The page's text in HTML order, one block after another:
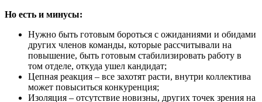
Но есть и минусы:
Нужно быть готовым бороться с ожиданиями и обидами
других членов команды, которые рассчитывали на
повышение, быть готовым стабилизировать работу в
том отделе, откуда ушел кандидат;
Цепная реакция – все захотят расти, внутри коллектива
может повыситься конкуренция;
Изоляция – отсутствие новизны, других точек зрения на